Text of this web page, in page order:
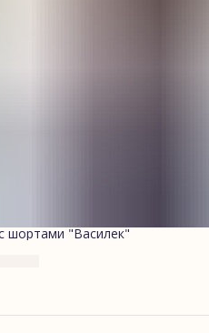
шортами "Василек"